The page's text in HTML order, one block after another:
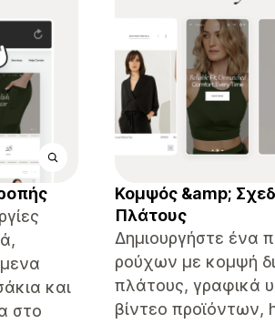
και
στο
Κομψός &amp;
Πλάτους
Δημιουργήστε ένα
ρούχων με κομψή
πλάτους, γραφικά
βίντεο